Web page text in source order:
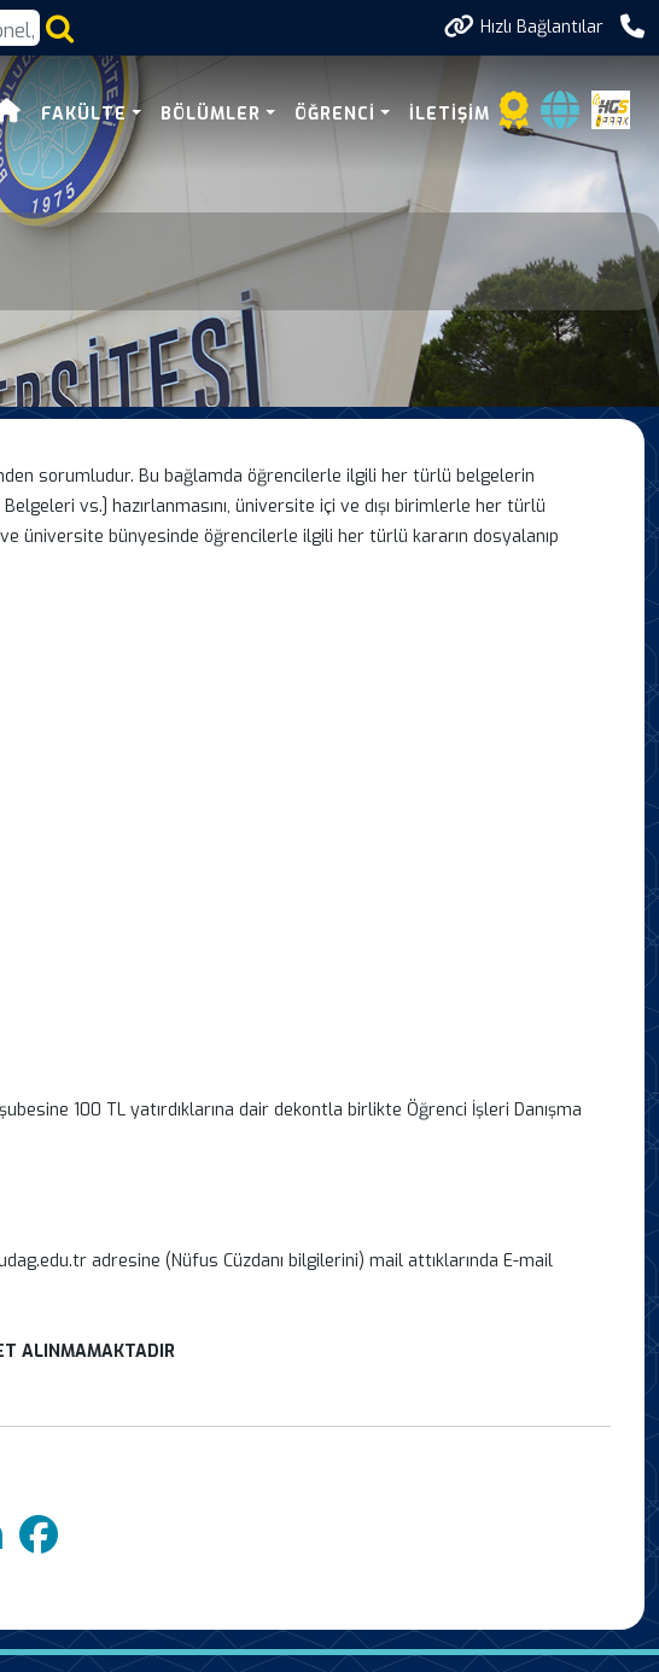
Hızlı Bağlantılar
FAKÜLTE BÖLÜMLER ÖĞRENCI İLETIŞIM
sorumludur. Bu bağlamda öğrencilerle ilgili her türlü belgelerin
vs.] hazırlanmasını, üniversite içi ve dışı birimlerle her türlü
üniversite bünyesinde öğrencilerle ilgili her türlü kararın dosyalanıp
100 TL yatırdıklarına dair dekontla birlikte Öğrenci İşleri Danışma
adresine (Nüfus Cüzdanı bilgilerini) mail attıklarında E-mail
ALINMAMAKTADIR